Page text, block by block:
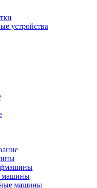
устройства
машины
машины